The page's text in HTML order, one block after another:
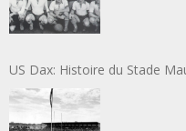
US Dax: Histoire du Stade